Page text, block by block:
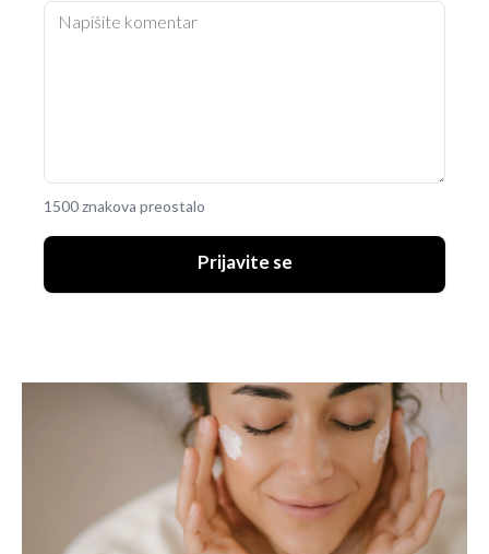
1500 znakova preostalo
Prijavite se